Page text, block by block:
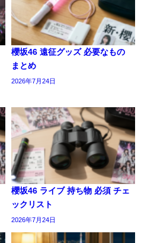
櫻坂46 遠征グッズ 必要なもの
まとめ
2026年7月24日
櫻坂46 ライブ 持ち物 必須 チェ
ックリスト
2026年7月24日